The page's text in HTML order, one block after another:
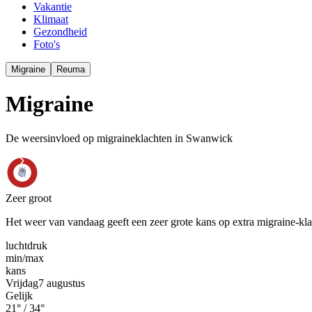
Vakantie
Klimaat
Gezondheid
Foto's
Migraine Reuma
Migraine
De weersinvloed op migraineklachten in Swanwick
Zeer groot
Het weer van vandaag geeft een zeer grote kans op extra migraine-
luchtdruk
min/max
kans
Vrijdag7 augustus
Gelijk
21° /34°